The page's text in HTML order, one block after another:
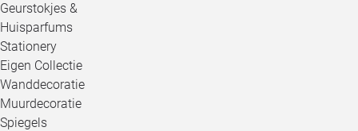
Geurstokjes &
Huisparfums
Stationery
Eigen Collectie
Wanddecoratie
Muurdecoratie
Spiegels